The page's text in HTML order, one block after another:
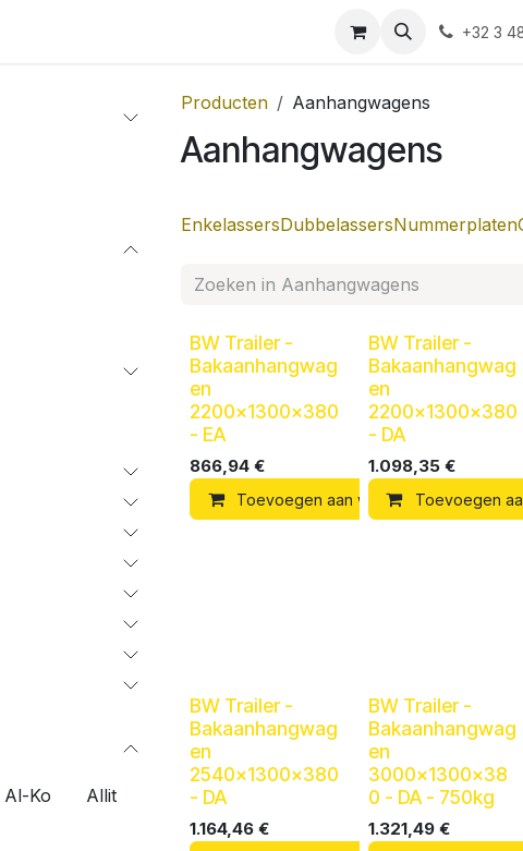
+32 3
Al-Ko
Allit
Producten Aanhangwagens
Aanhangwagens
EnkelassersDubbelassersNummerplaten
BW Trailer -
Bakaanhangwag
en
2200x1300x380
- EA
866,94 €
Toevoegen aan winkelmandje
BW Trailer -
Bakaanhangwag
en
2200x1300x380
- DA
1.098,35€
Toevoegen
BW Trailer -
Bakaanhangwag
en
2540x1300x380
- DA
1.164,46 €
BW Trailer -
Bakaanhangwag
en
3000x1300x38
0 - DA - 750kg
1.321,49€